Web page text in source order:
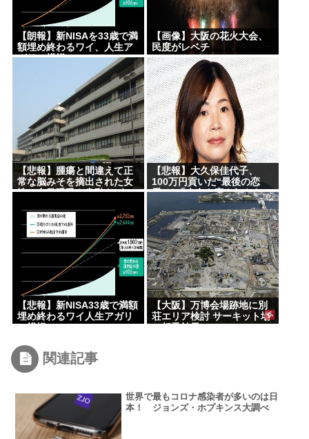
【朗報】新NISAを33歳で満
額埋め終わるワイ、人生ア
ガリの模様www
【画像】大阪の花火大会、
民度がレベチ
【悲報】腫瘍と間違えて正
常な脳みそを摘出された女
性、自発呼吸や身動きが一
とが判明
【悲報】大久保佳代子、
100万円貢いだ“最後の恋
愛”は「本名も家も知らな
【悲報】新NISA33歳で満額
埋め終わるワイ人生アガリ
【大阪】万博会場跡地に別
荘エリア検討 サーキット場
関連記事
世界で最もコロナ感染者が多いのは日
本！ ジョンズ・ホプキンス大調べ